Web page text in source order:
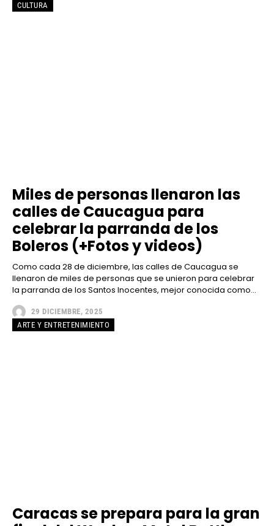
CULTURA
Miles de personas llenaron las
calles de Caucagua para
celebrar la parranda de los
Boleros (+Fotos y videos)
Como cada 28 de diciembre, las calles de Caucagua se
llenaron de miles de personas que se unieron para celebrar
la parranda de los Santos Inocentes, mejor conocida como...
29 DICIEMBRE, 2025
ARTE Y ENTRETENIMIENTO
Caracas se prepara para la gran